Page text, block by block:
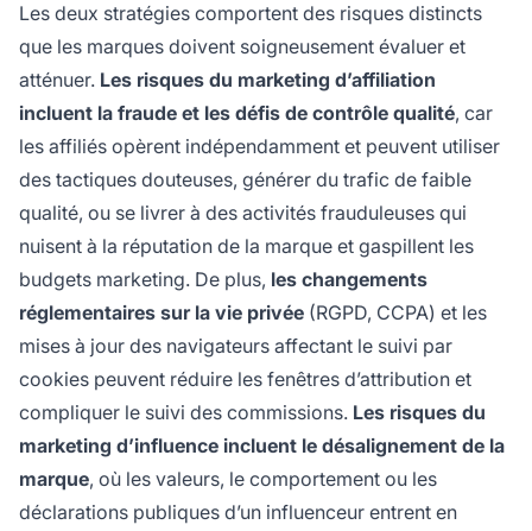
Les deux stratégies comportent des risques distincts
que les marques doivent soigneusement évaluer et
atténuer. Les risques du marketing d’affiliation
incluent la fraude et les défis de contrôle qualité, car
les affiliés opèrent indépendamment et peuvent utiliser
des tactiques douteuses, générer du trafic de faible
qualité, ou se livrer à des activités frauduleuses qui
nuisent à la réputation de la marque et gaspillent les
budgets marketing. De plus, les changements
réglementaires sur la vie privée (RGPD, CCPA) et les
mises à jour des navigateurs affectant le suivi par
cookies peuvent réduire les fenêtres d’attribution et
compliquer le suivi des commissions. Les risques du
marketing d’influence incluent le désalignement de la
marque, où les valeurs, le comportement ou les
déclarations publiques d’un influenceur entrent en